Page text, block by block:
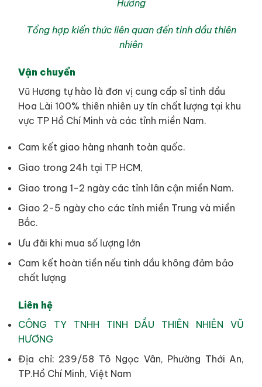
Hương
Tổng hợp kiến thức liên quan đến tinh dầu thiên
nhiên
Vận chuyển
Vũ Hương tự hào là đơn vị cung cấp sỉ tinh dầu
Hoa Lài 100% thiên nhiên uy tín chất lượng tại khu
vực TP Hồ Chí Minh và các tỉnh miền Nam.
Cam kết giao hàng nhanh toàn quốc.
Giao trong 24h tại TP HCM,
Giao trong 1-2 ngày các tỉnh lân cận miền Nam.
Giao 2-5 ngày cho các tỉnh miền Trung và miền
Bắc.
Ưu đãi khi mua số lượng lớn
Cam kết hoàn tiền nếu tinh dầu không đảm bảo
chất lượng
Liên hệ
CÔNG TY TNHH TINH DẦU THIÊN NHIÊN VŨ
HƯƠNG
Địa chỉ: 239/58 Tô Ngọc Vân, Phường Thới An,
TP.Hồ Chí Minh, Việt Nam